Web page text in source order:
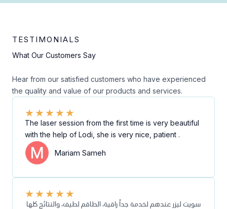
TESTIMONIALS
What Our Customers Say
Hear from our satisfied customers who have experienced
the quality and value of our products and services.
★★★★★
The laser session from the first time is very beautiful
with the help of Lodi, she is very nice, patient .
Mariam Sameh
★★★★★
سويت ليزر عندهم لخدمة جداً راقية، الطاقم لطيف، والنتائج كلها